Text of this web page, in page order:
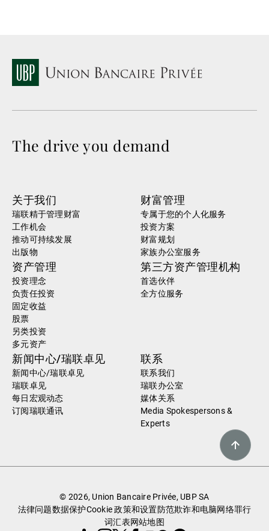
The drive you demand
关于我们
瑞联精于管理财富
工作机会
推动可持续发展
出版物
财富管理
专属于您的个人化服务
投资方案
财富规划
家族办公室服务
资产管理
投资理念
负责任投资
固定收益
股票
另类投资
多元资产
第三方资产管理机构
首选伙伴
全方位服务
新闻中心/瑞联卓见
新闻中心/瑞联卓见
瑞联卓见
每日宏观动态
订阅瑞联通讯
联系
联系我们
瑞联办公室
媒体关系
Media Spokespersons &
Experts
© 2026, Union Bancaire Privée, UBP SA
法律问题数据保护Cookie 政策和设置防范欺诈和电脑网络罪行
词汇表网站地图